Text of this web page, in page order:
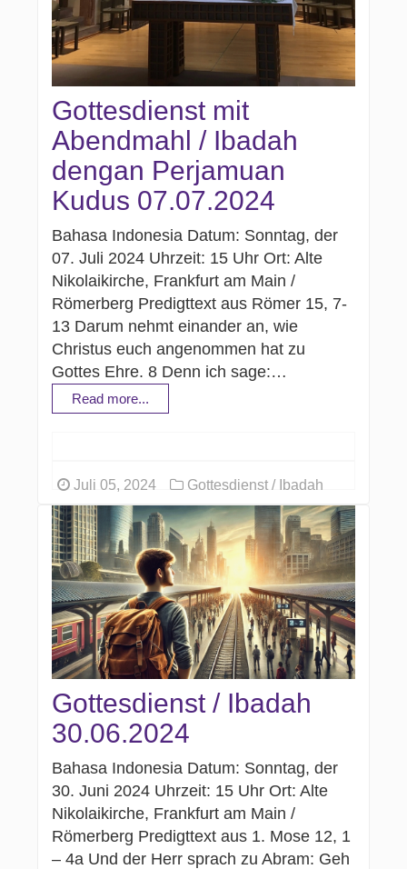
Gottesdienst mit
Abendmahl / Ibadah
dengan Perjamuan
Kudus 07.07.2024
Bahasa Indonesia Datum: Sonntag, der
07. Juli 2024 Uhrzeit: 15 Uhr Ort: Alte
Nikolaikirche, Frankfurt am Main /
Römerberg Predigttext aus Römer 15, 7-
13 Darum nehmt einander an, wie
Christus euch angenommen hat zu
Gottes Ehre. 8 Denn ich sage:…
Read more...
Juli 05, 2024 Gottesdienst / Ibadah
Gottesdienst / Ibadah
30.06.2024
Bahasa Indonesia Datum: Sonntag, der
30. Juni 2024 Uhrzeit: 15 Uhr Ort: Alte
Nikolaikirche, Frankfurt am Main /
Römerberg Predigttext aus 1. Mose 12, 1
– 4a Und der Herr sprach zu Abram: Geh